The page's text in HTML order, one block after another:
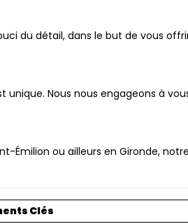
du détail, dans le but de vous
unique. Nous nous engageons à
Émilion ou ailleurs en Gironde,
Clés